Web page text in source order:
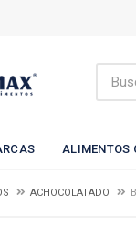
ALIMENTOS
ACHOCOLATADO